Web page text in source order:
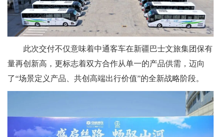
此次交付不仅意味着中通客车在新疆巴士文旅集团保有
量再创新高，更标志着双方合作从单一的产品供需，迈向
了“场景定义产品、共创高端出行价值”的全新战略阶段。